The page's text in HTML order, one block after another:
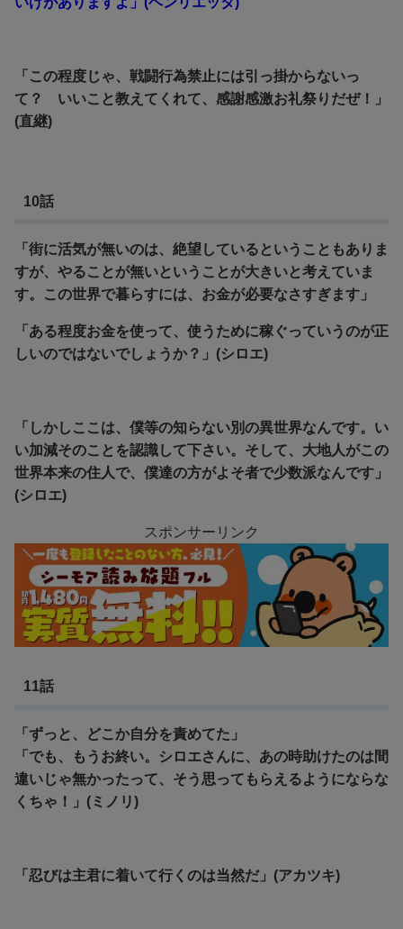
「この程度じゃ、戦闘行為禁止には引っ掛からないっ
て？ いいこと教えてくれて、感謝感激お礼祭りだぜ！」
(直継)
10話
「街に活気が無いのは、絶望しているということもありま
すが、やることが無いということが大きいと考えていま
す。この世界で暮らすには、お金が必要なさすぎます」
「ある程度お金を使って、使うために稼ぐっていうのが正
しいのではないでしょうか？」(シロエ)
「しかしここは、僕等の知らない別の異世界なんです。い
い加減そのことを認識して下さい。そして、大地人がこの
世界本来の住人で、僕達の方がよそ者で少数派なんです」
(シロエ)
スポンサーリンク
11話
「ずっと、どこか自分を責めてた」
「でも、もうお終い。シロエさんに、あの時助けたのは間
違いじゃ無かったって、そう思ってもらえるようにならな
くちゃ！」(ミノリ)
「忍びは主君に着いて行くのは当然だ」(アカツキ)